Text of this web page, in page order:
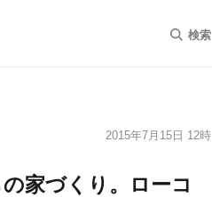
検索
2015年7月15日 12時
家づくり。ローコ